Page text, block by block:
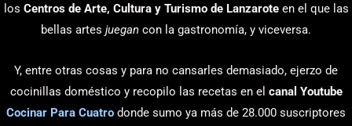
los Centros de Arte, Cultura y Turismo de Lanzaroteen el que las
bellas artes juegan con la gastronomía, y viceversa.
Y, entre otras cosas y para no cansarles demasiado, ejerzo de
cocinillas doméstico y recopilo las recetas en el canal Youtube
Cocinar Para Cuatro donde sumo ya más de 28.000 suscriptores